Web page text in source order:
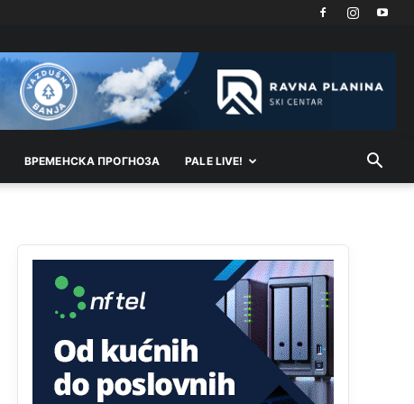
ВРEМEНСКА ПРОГНОЗА PALE LIVE!
Kuniocu ide q u guz...
Анонимно2808843 8/6/2026
Анонимно2810587 јуче 11:11
vjeka,neko rece za Radovana i Ratka kaki su oni
srbi...i poce dalje da besjedi znam ja dobro sta je
bilo u Ag-ci...
Анонимно2810587
Proguglajte
Анонимно2810587 јуче 11:21